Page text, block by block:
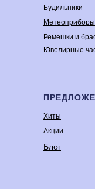
Будильники
Метеоприборы
Ремешки и
Ювелирные
Хиты
Акции
Блог